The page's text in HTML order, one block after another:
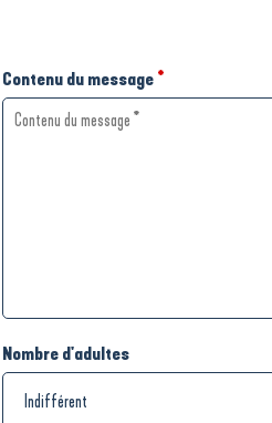
Contenu du message *
Nombre d'adultes